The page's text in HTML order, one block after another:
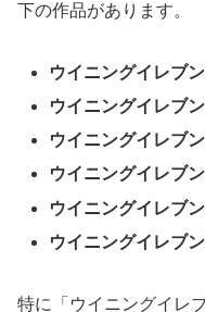
下の作品があります。
ウイニングイレブ
ウイニングイレブ
ウイニングイレブ
ウイニングイレブ
ウイニングイレブ
ウイニングイレブ
特に「ウイニングイレ